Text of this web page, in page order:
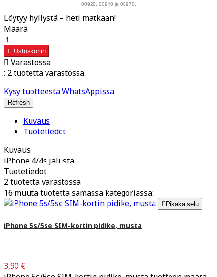
00920, 00940 ja 00970.
Löytyy hyllystä – heti matkaan!
Määrä
 Ostoskoriin
 Varastossa
: 2 tuotetta varastossa
Kysy tuotteesta WhatsAppissa
Kuvaus
Tuotetiedot
Kuvaus
iPhone 4/4s jalusta
Tuotetiedot
2 tuotetta varastossa
16 muuta tuotetta samassa kategoriassa:
Pikakatselu
iPhone 5s/5se SIM-kortin pidike, musta
3,90 €